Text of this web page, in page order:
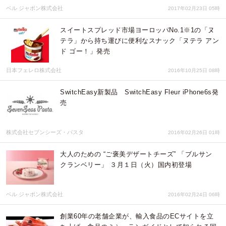
ベル ジャポン株式会社 2017年02月23日 05時
スイートスプレッド市場ヨーロッパNo.1※1の「ヌ
テラ」から持ち運びに便利なスナック「ヌテラ アン
ド ゴー！」発売
日本フェレロ株式会社 2016年10月25日 08時
SwitchEasy新製品 SwitchEasy Fleur iPhone6s発
売
株式会社セブンシーズ・パスタ 2016年02月26日 01時
大人のための “ご褒美デザートチーズ” 「ブルサン
クランベリー」 ３月１日（火）国内初登場
ベル ジャポン株式会社 2016年02月24日 06時
創業60年の老舗企業が、輸入食品のECサイトを立